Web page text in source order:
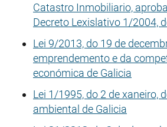
Catastro Inmobiliario,
Decreto Lexislativo 1/2004,
Lei 9/2013, do 19 de
emprendemento e da
económica de Galicia
Lei 1/1995, do 2 de xaneiro,
ambiental de Galicia